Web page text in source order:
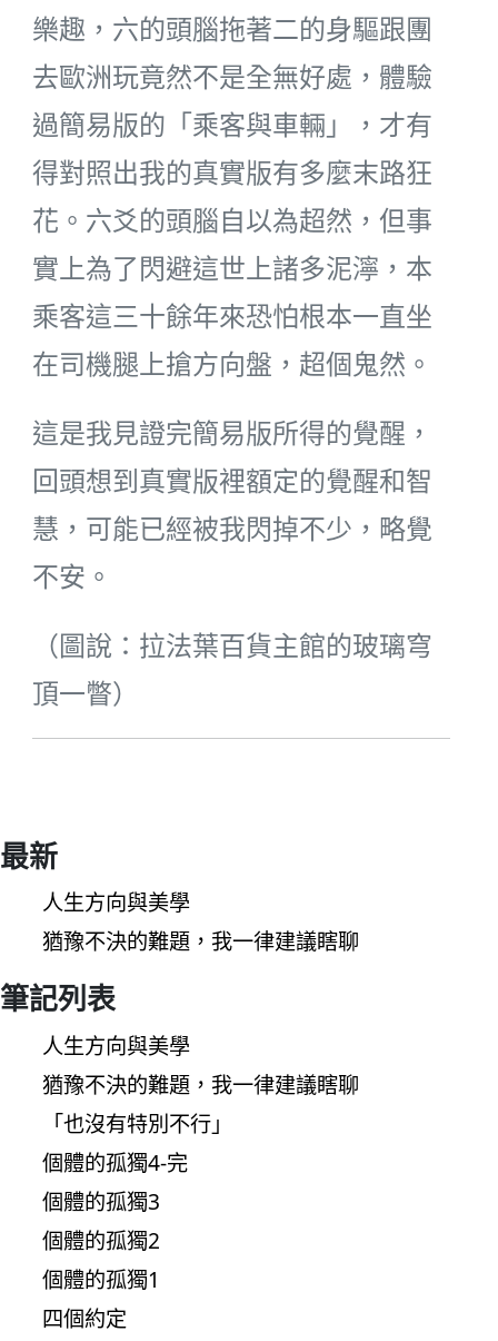
樂趣，六的頭腦拖著二的身驅跟團
去歐洲玩竟然不是全無好處，體驗
過簡易版的「乘客與車輛」，才有
得對照出我的真實版有多麼末路狂
花。六爻的頭腦自以為超然，但事
實上為了閃避這世上諸多泥濘，本
乘客這三十餘年來恐怕根本一直坐
在司機腿上搶方向盤，超個鬼然。
這是我見證完簡易版所得的覺醒，
回頭想到真實版裡額定的覺醒和智
慧，可能已經被我閃掉不少，略覺
不安。
（圖說：拉法葉百貨主館的玻璃穹
頂一瞥）
最新
人生方向與美學
猶豫不決的難題，我一律建議瞎聊
筆記列表
人生方向與美學
猶豫不決的難題，我一律建議瞎聊
「也沒有特別不行」
個體的孤獨4-完
個體的孤獨3
個體的孤獨2
個體的孤獨1
四個約定